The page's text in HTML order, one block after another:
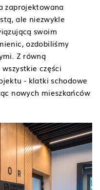
zaprojektowana
ale niezwykle
swoim
ozdobiliśmy
Z równą
części
- klatki schodowe
nowych mieszkańców